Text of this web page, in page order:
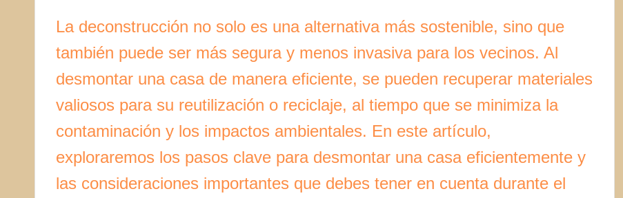
La deconstrucción no solo es una alternativa más sostenible, sino que
también puede ser más segura y menos invasiva para los vecinos. Al
desmontar una casa de manera eficiente, se pueden recuperar materiales
valiosos para su reutilización o reciclaje, al tiempo que se minimiza la
contaminación y los impactos ambientales. En este artículo,
exploraremos los pasos clave para desmontar una casa eficientemente y
las consideraciones importantes que debes tener en cuenta durante el